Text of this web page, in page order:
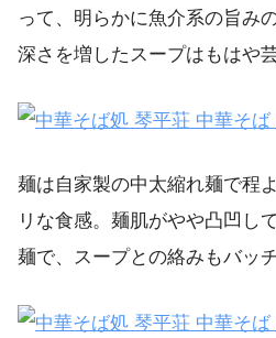
って、明らかに魚介系の旨み
深さを増したスープはもはや
麺は自家製の中太縮れ麺で程
リな食感。麺肌がやや凸凹し
麺で、スープとの絡みもバッ